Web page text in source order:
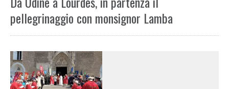
pellegrinaggio con monsignor Lamba